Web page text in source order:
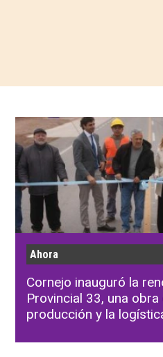
Ahora
Cornejo inauguró la
Provincial 33, una obra
producción y la